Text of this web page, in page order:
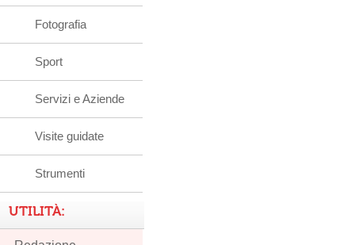
Fotografia
Sport
Servizi e Aziende
Visite guidate
Strumenti
UTILITÀ: